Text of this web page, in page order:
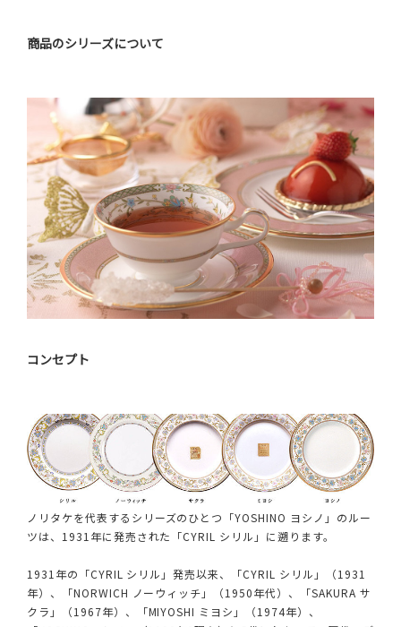
商品のシリーズについて
コンセプト
ノリタケを代表するシリーズのひとつ「YOSHINO ヨシノ」のルー
ツは、1931年に発売された「CYRIL シリル」に遡ります。
1931年の「CYRIL シリル」発売以来、「CYRIL シリル」（1931
年）、「NORWICH ノーウィッチ」（1950年代）、「SAKURA サ
クラ」（1967年）、「MIYOSHI ミヨシ」（1974年）、